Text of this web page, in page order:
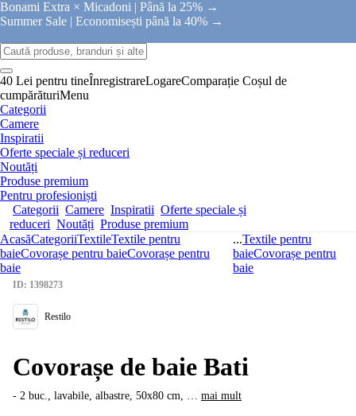
Bonami Extra × Micadoni | Până la 25% →
Summer Sale | Economisești până la 40% →
40 Lei pentru tineÎnregistrareLogareComparație Coșul de
cumpărăturiMenu
Categorii
Camere
Inspiratii
Oferte speciale și reduceri
Noutăți
Produse premium
Pentru profesioniști
Categorii Camere Inspiratii Oferte speciale și
reduceri Noutăți Produse premium
AcasăCategoriiTextileTextile pentru
baieCovorașe pentru baieCovorașe pentru
baie
...Textile pentru
baieCovorașe pentru
baie
ID: 1398273
Restilo
Covorașe de baie Bati
- 2 buc., lavabile, albastre, 50x80 cm, … mai mult